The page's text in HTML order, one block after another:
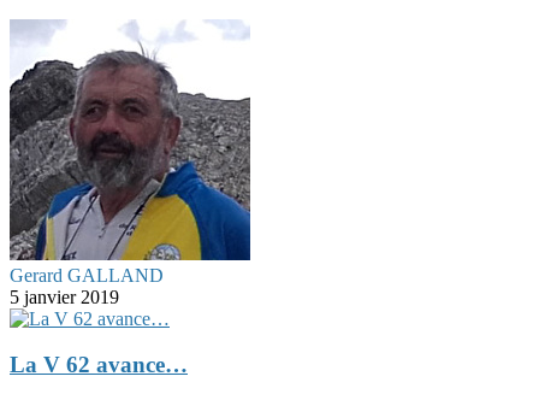
Gerard GALLAND
5 janvier 2019
La V 62 avance…